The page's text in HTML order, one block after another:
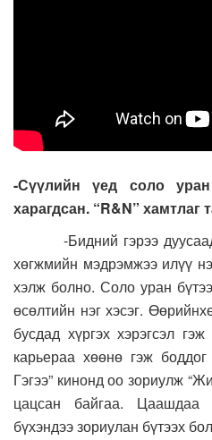
-Сүүлийн үед соло
харагдсан. “R&N” хамтлаг
-Бидний гэрээ дуусаад
хөгжмийн мэдрэмжээ илүү
хэлж болно. Соло уран
өсөлтийн нэг хэсэг.
бусдад хүргэх хэрэгсэл
карьераа хөөнө гэж
Гэгээ” кинонд оо зориулж
цацсан байгаа.
бүхэндээ зориулан бүтээх